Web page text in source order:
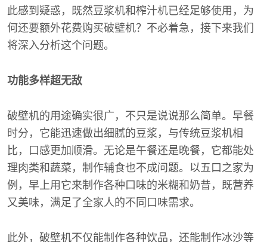
此感到疑惑，既然豆浆机和榨汁机已经足够使用，为
何还要额外花费购买破壁机？不必着急，接下来我们
将深入分析这个问题。
功能多样超无敌
破壁机的用途确实很广，不只是说说那么简单。早餐
时分，它能迅速做出细腻的豆浆，与传统豆浆机相
比，口感更加顺滑。无论是午餐还是晚餐，它都能处
理肉类和蔬菜，制作辅食也不成问题。以五口之家为
例，早上用它来制作各种口味的米糊和奶昔，既营养
又美味，满足了全家人的不同口味需求。
此外，破壁机不仅能制作各种饮品，还能制作冰沙等